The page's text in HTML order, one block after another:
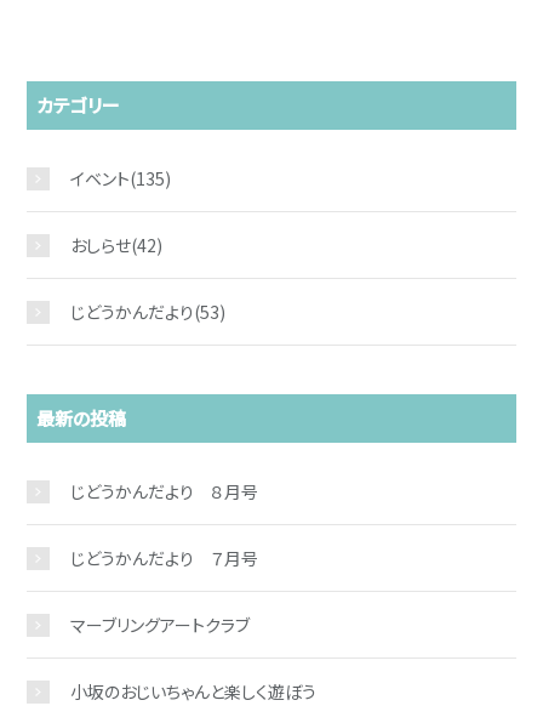
カテゴリー
イベント(135)
おしらせ(42)
じどうかんだより(53)
最新の投稿
じどうかんだより ８月号
じどうかんだより ７月号
マーブリングアートクラブ
小坂のおじいちゃんと楽しく遊ぼう